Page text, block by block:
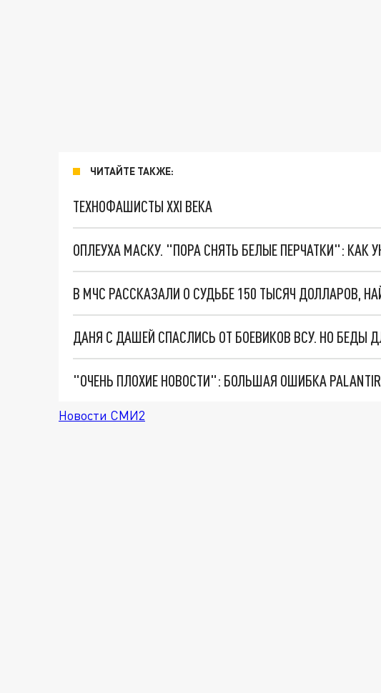
ЧИТАЙТЕ ТАКЖЕ:
ТЕХНОФАШИСТЫ XXI ВЕКА
ОПЛЕУХА МАСКУ. "ПОРА СНЯТЬ БЕЛЫЕ ПЕРЧАТКИ": КАК
ДАНЯ С ДАШЕЙ СПАСЛИСЬ ОТ БОЕВИКОВ ВСУ. НО БЕДЫ
Новости СМИ2